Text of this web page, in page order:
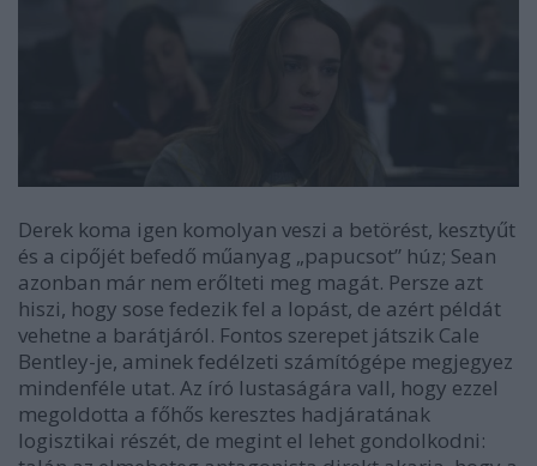
Derek koma igen komolyan veszi a betörést, kesztyűt
és a cipőjét befedő műanyag „papucsot” húz; Sean
azonban már nem erőlteti meg magát. Persze azt
hiszi, hogy sose fedezik fel a lopást, de azért példát
vehetne a barátjáról. Fontos szerepet játszik Cale
Bentley-je, aminek fedélzeti számítógépe megjegyez
mindenféle utat. Az író lustaságára vall, hogy ezzel
megoldotta a főhős keresztes hadjáratának
logisztikai részét, de megint el lehet gondolkodni: